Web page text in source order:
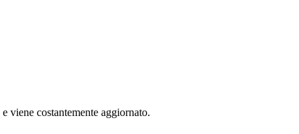
e viene costantemente aggiornato.